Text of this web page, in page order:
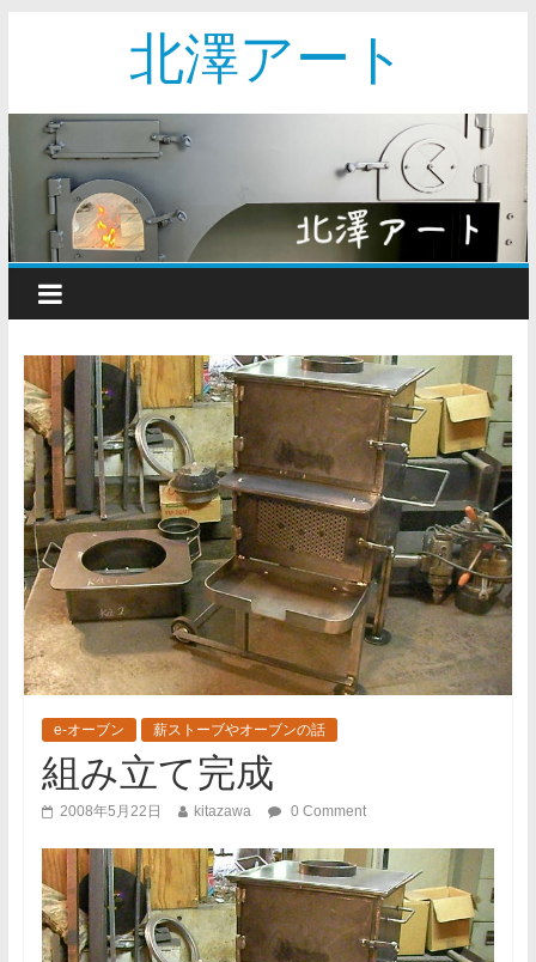
北澤アート
e-オーブン 薪ストーブやオーブンの話
組み立て完成
2008年5月22日 kitazawa 0 Comment